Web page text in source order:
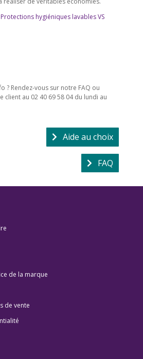
hygiéniques lavables VS
? Rendez-vous sur notre FAQ ou
client au 02 40 69 58 04 du lundi au
Aide au choix
FAQ
de la marque
de vente